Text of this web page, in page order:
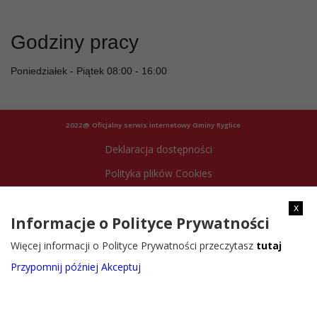
Godziny pracy
Poniedziałek - Piątek 08:00 - 16:00
2022@ Oficjalny serwis internetowy Gminy Ryglice
Deklaracja dostępności
Polityka plików Cookies
x
Informacje o Polityce Prywatności
Więcej informacji o Polityce Prywatności przeczytasz tutaj
Przypomnij później Akceptuj